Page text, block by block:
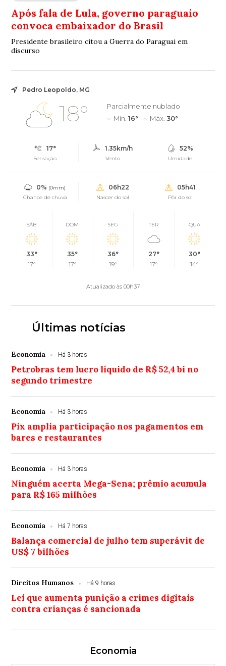
Após fala de Lula, governo paraguaio
convoca embaixador do Brasil
Presidente brasileiro citou a Guerra do Paraguai em
discurso
Pedro Leopoldo, MG
18°
Parcialmente nublado
Mín. 16° Máx. 30°
17°
Sensação
1.35km/h
Vento
52%
Umidade
0% (0mm)
Chance de chuva
06h22
Nascer do sol
05h41
Pôr do sol
SÁB
33°
17°
DOM
35°
17°
SEG
36°
19°
TER
27°
17°
QUA
30°
14°
Atualizado às 00h37
Últimas notícias
Economia Há 3 horas
Petrobras tem lucro líquido de R$ 52,4 bi no
segundo trimestre
Economia Há 3 horas
Pix amplia participação nos pagamentos em
bares e restaurantes
Economia Há 3 horas
Ninguém acerta Mega-Sena; prêmio acumula
para R$ 165 milhões
Economia Há 7 horas
Balança comercial de julho tem superávit de
US$ 7 bilhões
Direitos Humanos Há 9 horas
Lei que aumenta punição a crimes digitais
contra crianças é sancionada
Economia